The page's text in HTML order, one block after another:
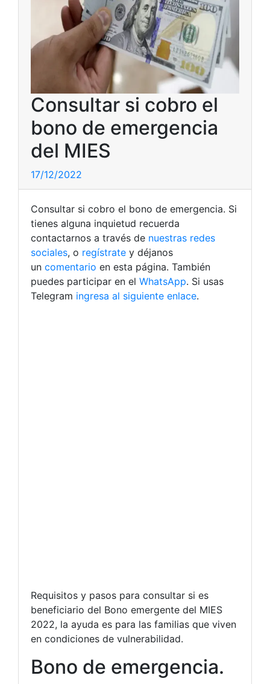
Consultar si cobro el
bono de emergencia
del MIES
17/12/2022
Consultar si cobro el bono de emergencia. Si
tienes alguna inquietud recuerda
contactarnos a través de nuestras redes
sociales, o regístrate y déjanos
un comentario en esta página. También
puedes participar en el WhatsApp. Si usas
Telegram ingresa al siguiente enlace.
Requisitos y pasos para consultar si es
beneficiario del Bono emergente del MIES
2022, la ayuda es para las familias que viven
en condiciones de vulnerabilidad.
Bono de emergencia.